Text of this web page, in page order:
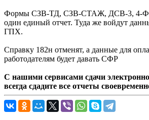
Формы СЗВ-ТД, СЗВ-СТАЖ, ДСВ-3, 4-
один единый отчет. Туда же войдут
ГПХ.
Справку 182н отменят, а данные для
работодателям будет давать СФР
С нашими сервисами сдачи
всегда сдадите все отчеты